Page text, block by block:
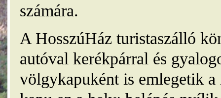
számára.
A HosszúHáz turistaszálló
autóval kerékpárral és
völgykapuként is emlegetik